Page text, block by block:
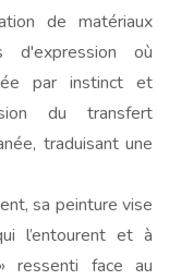
de matériaux
d'expression où
par instinct et
du transfert
traduisant une
sa peinture vise
l’entourent et à
ressenti face au